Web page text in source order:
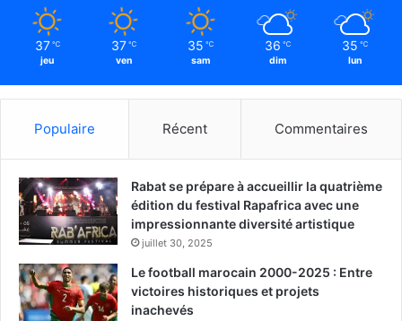
37 ℃
jeu
37 ℃
ven
35 ℃
sam
36 ℃
dim
35 ℃
lun
Populaire Récent Commentaires
Rabat se prépare à accueillir la quatrième
édition du festival Rapafrica avec une
impressionnante diversité artistique
juillet 30, 2025
Le football marocain 2000-2025 : Entre
victoires historiques et projets
inachevés